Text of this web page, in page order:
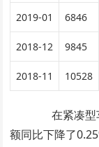
2019-01 6846
2018-12 9845
2018-11 10528
在紧凑型
额同比下降了